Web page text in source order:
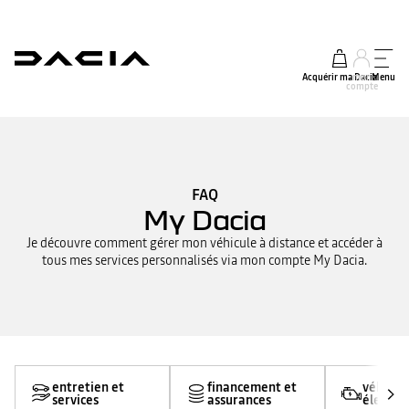
Acquérir ma Dacia
mon
compte
Menu
FAQ
My Dacia
Je découvre comment gérer mon véhicule à distance et accéder à
tous mes services personnalisés via mon compte My Dacia.
entretien et
services
financement et
assurances